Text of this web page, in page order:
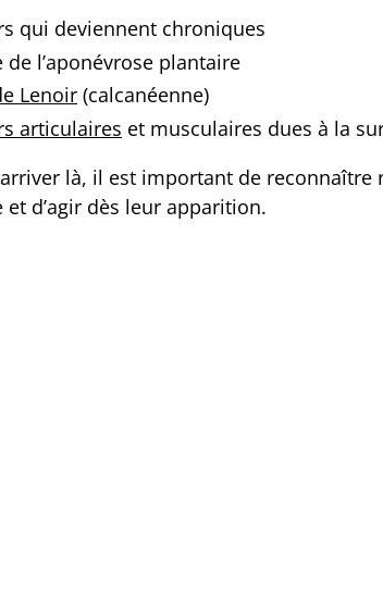
qui deviennent chroniques
l’aponévrose plantaire
Lenoir (calcanéenne)
articulaires et musculaires dues à la
arriver là, il est important de
d’agir dès leur apparition.